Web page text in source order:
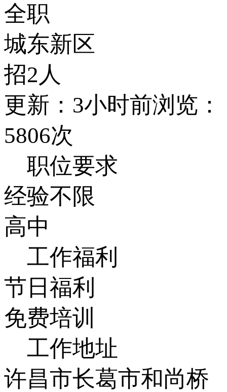
全职
城东新区
招2人
更新：3小时前浏览：
5806次
职位要求
经验不限
高中
工作福利
节日福利
免费培训
工作地址
许昌市长葛市和尚桥